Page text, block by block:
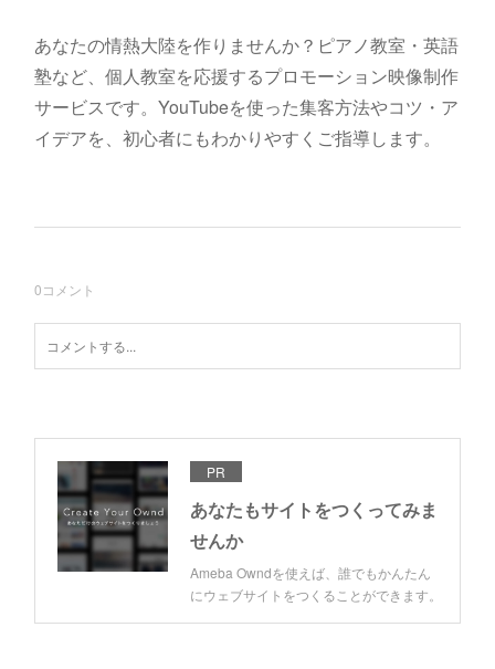
あなたの情熱大陸を作りませんか？ピアノ教室・英語
塾など、個人教室を応援するプロモーション映像制作
サービスです。YouTubeを使った集客方法やコツ・ア
イデアを、初心者にもわかりやすくご指導します。
0コメント
PR
あなたもサイトをつくってみま
せんか
Ameba Owndを使えば、誰でもかんたん
にウェブサイトをつくることができます。